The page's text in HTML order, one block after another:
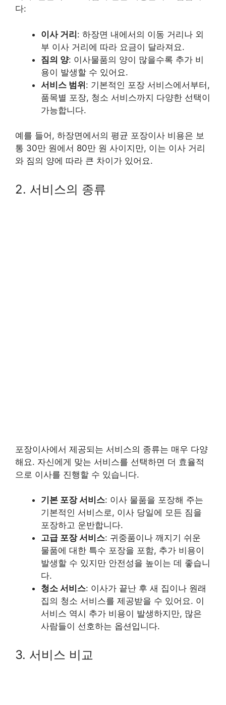
다:
이사 거리: 하장면 내에서의 이동 거리나 외
부 이사 거리에 따라 요금이 달라져요.
짐의 양: 이사물품의 양이 많을수록 추가 비
용이 발생할 수 있어요.
서비스 범위: 기본적인 포장 서비스에서부터,
품목별 포장, 청소 서비스까지 다양한 선택이
가능합니다.
예를 들어, 하장면에서의 평균 포장이사 비용은 보
통 30만 원에서 80만 원 사이지만, 이는 이사 거리
와 짐의 양에 따라 큰 차이가 있어요.
2. 서비스의 종류
포장이사에서 제공되는 서비스의 종류는 매우 다양
해요. 자신에게 맞는 서비스를 선택하면 더 효율적
으로 이사를 진행할 수 있습니다.
기본 포장 서비스: 이사 물품을 포장해 주는
기본적인 서비스로, 이사 당일에 모든 짐을
포장하고 운반합니다.
고급 포장 서비스: 귀중품이나 깨지기 쉬운
물품에 대한 특수 포장을 포함, 추가 비용이
발생할 수 있지만 안전성을 높이는 데 좋습니
다.
청소 서비스: 이사가 끝난 후 새 집이나 원래
집의 청소 서비스를 제공받을 수 있어요. 이
서비스 역시 추가 비용이 발생하지만, 많은
사람들이 선호하는 옵션입니다.
3. 서비스 비교